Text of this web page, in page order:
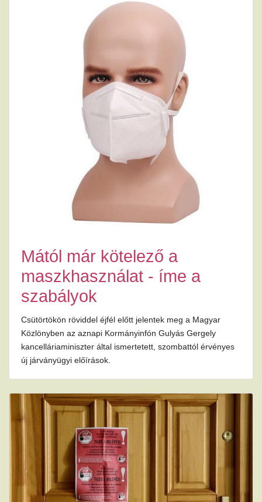
Mától már kötelező a
maszkhasználat - íme a
szabályok
Csütörtökön röviddel éjfél előtt jelentek meg a Magyar
Közlönyben az aznapi Kormányinfón Gulyás Gergely
kancelláriaminiszter által ismertetett, szombattól érvényes
új járványügyi előírások.